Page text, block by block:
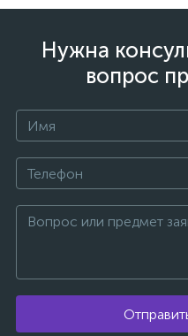
Нужна
вопрос